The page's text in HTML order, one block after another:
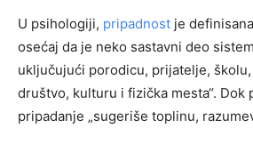
U psihologiji, pripadnost je
osećaj da je neko sastavni deo
uključujući porodicu, prijatelje,
društvo, kulturu i fizička mesta“. Dok
pripadanje „sugeriše toplinu,